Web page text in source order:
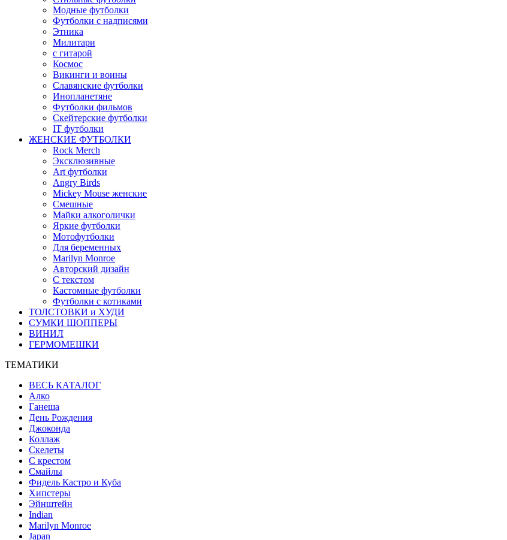
Модные футболки
Футболки с надписями
Этника
Милитари
с гитарой
Космос
Викинги и воины
Славянские футболки
Инопланетяне
Футболки фильмов
Скейтерские футболки
IT футболки
ЖЕНСКИЕ ФУТБОЛКИ
Rock Merch
Эксклюзивные
Art футболки
Angry Birds
Mickey Mouse женские
Смешные
Майки алкоголички
Яркие футболки
Мотофутболки
Для беременных
Marilyn Monroe
Авторский дизайн
С текстом
Кастомные футболки
Футболки с котиками
ТОЛСТОВКИ и ХУДИ
СУМКИ ШОППЕРЫ
ВИНИЛ
ГЕРМОМЕШКИ
ТЕМАТИКИ
ВЕСЬ КАТАЛОГ
Алко
Ганеша
День Рождения
Джоконда
Коллаж
Скелеты
С крестом
Смайлы
Фидель Кастро и Куба
Хипстеры
Эйнштейн
Indian
Marilyn Monroe
Japan